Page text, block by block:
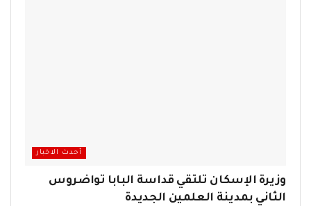
أحدث الاخبار
وزيرة الإسكان تلتقي قداسة البابا تواضروس
الثاني بمدينة العلمين الجديدة